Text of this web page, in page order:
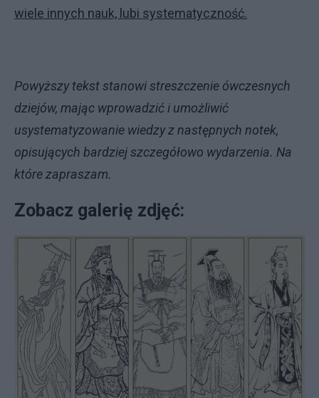
wiele innych nauk, lubi systematyczność.
Powyższy tekst stanowi streszczenie ówczesnych
dziejów, mając wprowadzić i umożliwić
usystematyzowanie wiedzy z następnych notek,
opisujących bardziej szczegółowo wydarzenia. Na
które zapraszam.
Zobacz galerię zdjęć: